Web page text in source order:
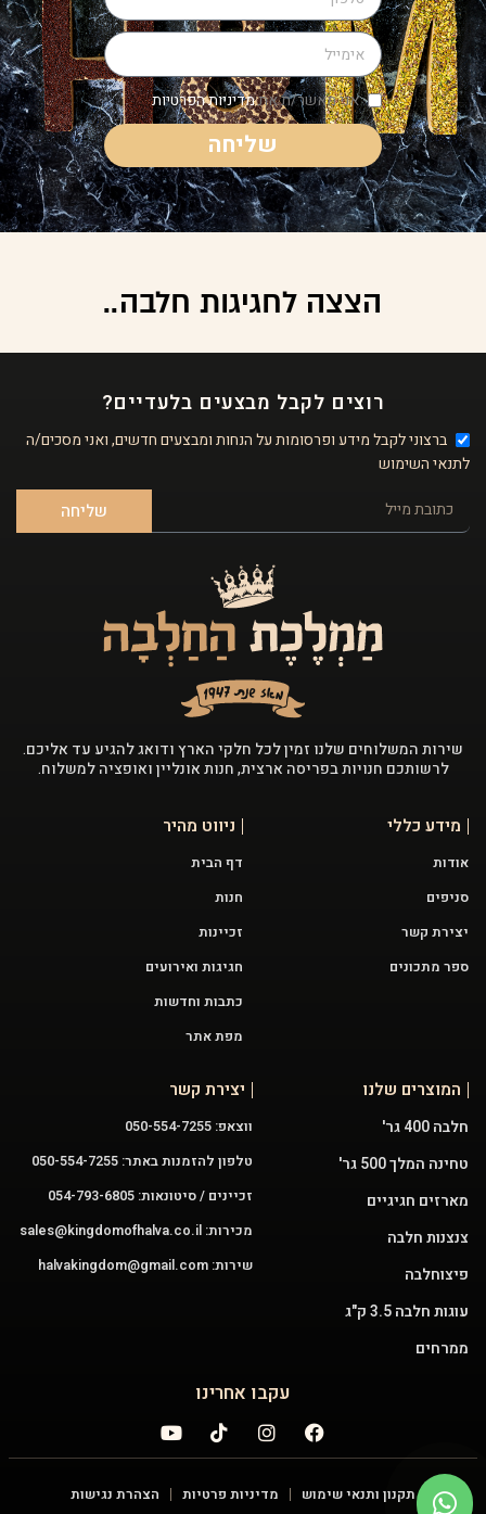
אני מאשר/ת אתמדיניות הפרטיות
שליחה
הצצה לחגיגות חלבה..
רוצים לקבל מבצעים בלעדיים?
ברצוני לקבל מידע ופרסומות על הנחות ומבצעים חדשים, ואני מסכים/ה
לתנאי השימוש
שליחה
שירות המשלוחים שלנו זמין לכל חלקי הארץ ודואג להגיע עד אליכם.
לרשותכם חנויות בפריסה ארצית, חנות אונליין ואופציה למשלוח.
מידע כללי
אודות
סניפים
יצירת קשר
ספר מתכונים
ניווט מהיר
דף הבית
חנות
זכיינות
חגיגות ואירועים
כתבות וחדשות
מפת אתר
המוצרים שלנו
חלבה 400 גר'
טחינה המלך 500 גר'
מארזים חגיגיים
צנצנות חלבה
פיצוחלבה
עוגות חלבה 3.5 ק"ג
ממרחים
יצירת קשר
ווצאפ: 050-554-7255
טלפון להזמנות באתר: 050-554-7255
זכיינים / סיטונאות: 054-793-6805
מכירות: sales@kingdomofhalva.co.il
שירות: halvakingdom@gmail.com
עקבו אחרינו
תקנון ותנאי שימוש מדיניות פרטיות הצהרת נגישות